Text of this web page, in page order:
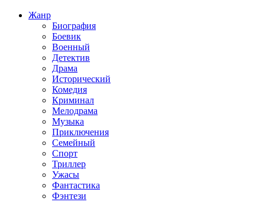
Жанр
Биография
Боевик
Военный
Детектив
Драма
Исторический
Комедия
Криминал
Мелодрама
Музыка
Приключения
Семейный
Спорт
Триллер
Ужасы
Фантастика
Фэнтези